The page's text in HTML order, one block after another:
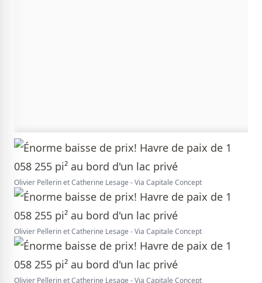
Olivier Pellerin et Catherine Lesage - Via Capitale Concept
Olivier Pellerin et Catherine Lesage - Via Capitale Concept
Olivier Pellerin et Catherine Lesage - Via Capitale Concept